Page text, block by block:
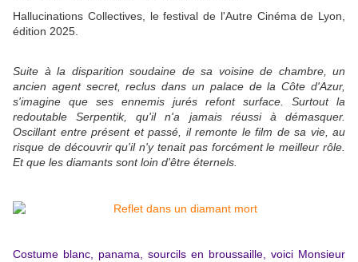
Hallucinations Collectives, le festival de l'Autre Cinéma de Lyon,
édition 2025.
Suite à la disparition soudaine de sa voisine de chambre, un
ancien agent secret, reclus dans un palace de la Côte d'Azur,
s'imagine que ses ennemis jurés refont surface. Surtout la
redoutable Serpentik, qu'il n'a jamais réussi à démasquer.
Oscillant entre présent et passé, il remonte le film de sa vie, au
risque de découvrir qu'il n'y tenait pas forcément le meilleur rôle.
Et que les diamants sont loin d'être éternels.
Costume blanc, panama, sourcils en broussaille, voici Monsieur